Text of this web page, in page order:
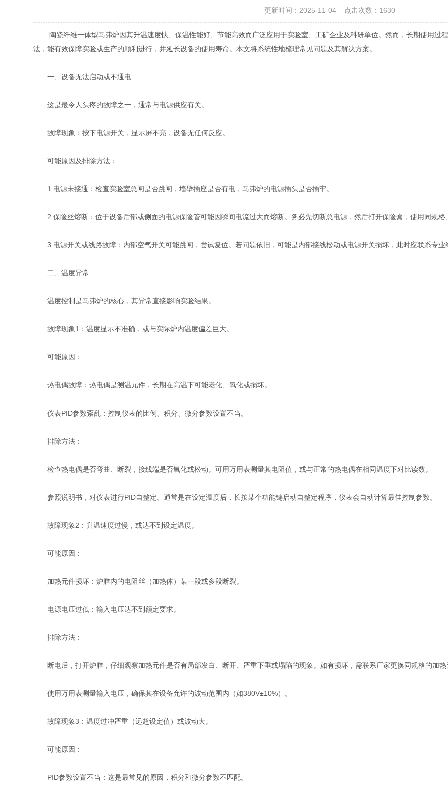
更新时间：2025-11-04 点击次数：1630
陶瓷纤维一体型马弗炉因其升温速度快、保温性能好、节能高效而广泛应用于实验室、工矿企业及科研单位。然而，长期使用过
法，能有效保障实验或生产的顺利进行，并延长设备的使用寿命。本文将系统性地梳理常见问题及其解决方案。
一、设备无法启动或不通电
这是最令人头疼的故障之一，通常与电源供应有关。
故障现象：按下电源开关，显示屏不亮，设备无任何反应。
可能原因及排除方法：
1.电源未接通：检查实验室总闸是否跳闸，墙壁插座是否有电，马弗炉的电源插头是否插牢。
2.保险丝熔断：位于设备后部或侧面的电源保险管可能因瞬间电流过大而熔断。务必先切断总电源，然后打开保险盒，使用同规格
3.电源开关或线路故障：内部空气开关可能跳闸，尝试复位。若问题依旧，可能是内部接线松动或电源开关损坏，此时应联系专业
二、温度异常
温度控制是马弗炉的核心，其异常直接影响实验结果。
故障现象1：温度显示不准确，或与实际炉内温度偏差巨大。
可能原因：
热电偶故障：热电偶是测温元件，长期在高温下可能老化、氧化或损坏。
仪表PID参数紊乱：控制仪表的比例、积分、微分参数设置不当。
排除方法：
检查热电偶是否弯曲、断裂，接线端是否氧化或松动。可用万用表测量其电阻值，或与正常的热电偶在相同温度下对比读数。
参照说明书，对仪表进行PID自整定。通常是在设定温度后，长按某个功能键启动自整定程序，仪表会自动计算最佳控制参数。
故障现象2：升温速度过慢，或达不到设定温度。
可能原因：
加热元件损坏：炉膛内的电阻丝（加热体）某一段或多段断裂。
电源电压过低：输入电压达不到额定要求。
排除方法：
断电后，打开炉膛，仔细观察加热元件是否有局部发白、断开、严重下垂或塌陷的现象。如有损坏，需联系厂家更换同规格的加热
使用万用表测量输入电压，确保其在设备允许的波动范围内（如380V±10%）。
故障现象3：温度过冲严重（远超设定值）或波动大。
可能原因：
PID参数设置不当：这是最常见的原因，积分和微分参数不匹配。